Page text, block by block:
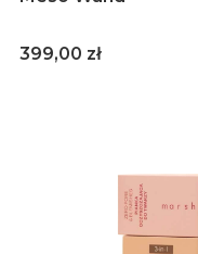
Cena
399,00 zł